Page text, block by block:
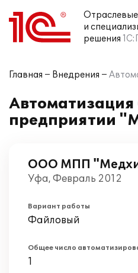
Отраслевые
и
решения
Главная Внедрения
Автоматизация
предприятии
ООО МПП
Уфа, Февраль 2012
Вариант работы
Файловый
Общее число
1